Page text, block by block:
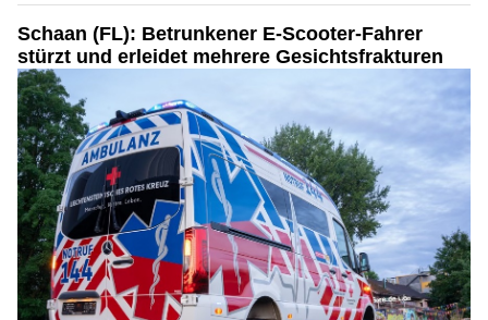
Schaan (FL): Betrunkener E-Scooter-Fahrer
stürzt und erleidet mehrere Gesichtsfrakturen